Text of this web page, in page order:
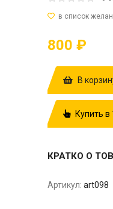
800 ₽
В
Купить в
КРАТКО О
Артикул: art098